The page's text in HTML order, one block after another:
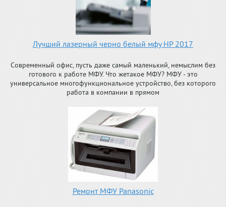
Лучший лазерный черно белый мфу HP 2017
Современный офис, пусть даже самый маленький, немыслим без
готового к работе МФУ. Что жетакое МФУ? МФУ - это
универсальное многофункциональное устройство, без которого
работа в компании в прямом
Ремонт МФУ Panasonic